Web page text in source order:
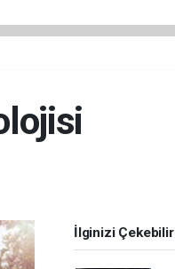
İlginizi Çekebilir